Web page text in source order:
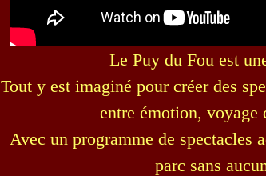
Le Puy du Fou est
Tout y est imaginé pour créer des
entre émotion, voyage
Avec un programme de spectacles
parc sans